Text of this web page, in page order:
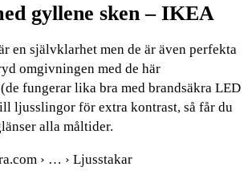
gyllene sken – IKEA
en självklarhet men de är även perfekta
omgivningen med de här
fungerar lika bra med brandsäkra LED
ljusslingor för extra kontrast, så får du
alla måltider.
› … › Ljusstakar